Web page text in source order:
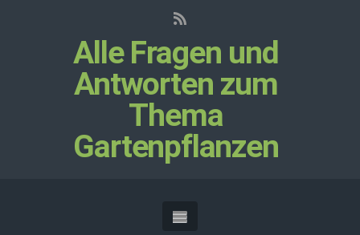
Alle Fragen und
Antworten zum
Thema
Gartenpflanzen